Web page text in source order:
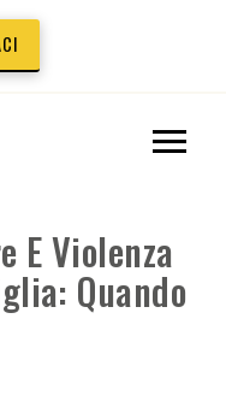
E Violenza
Quando